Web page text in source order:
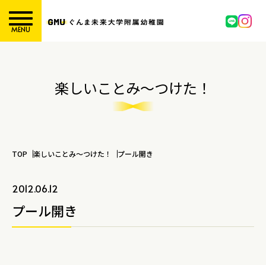
MENU
楽しいことみ～つけた！
TOP 楽しいことみ～つけた！ プール開き
2012.06.12
プール開き